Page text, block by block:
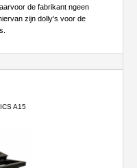
de fabrikant ngeen
zijn dolly's voor de
A15